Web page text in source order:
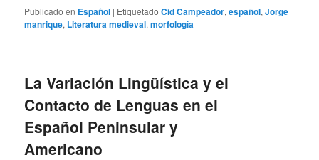
Publicado en Español | Etiquetado Cid Campeador,español,Jorge
manrique, Literatura medieval,morfología
La Variación Lingüística y el
Contacto de Lenguas en el
Español Peninsular y
Americano